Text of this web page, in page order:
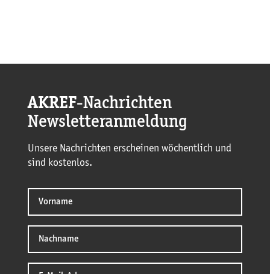
AKREF-Nachrichten
Newsletteranmeldung
Unsere Nachrichten erscheinen wöchentlich und
sind kostenlos.